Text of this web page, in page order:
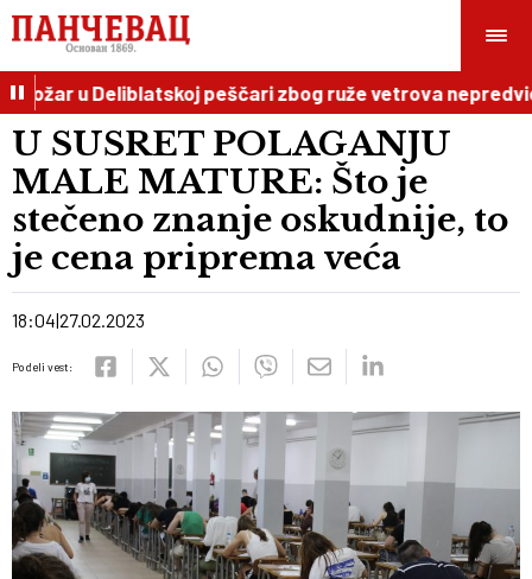
u Deliblatskoj peščari zbog ruže vetrova nepredvidiv
U SUSRET POLAGANJU
MALE MATURE: Što je
stečeno znanje oskudnije, to
je cena priprema veća
18:04 27.02.2023
Podeli vest: